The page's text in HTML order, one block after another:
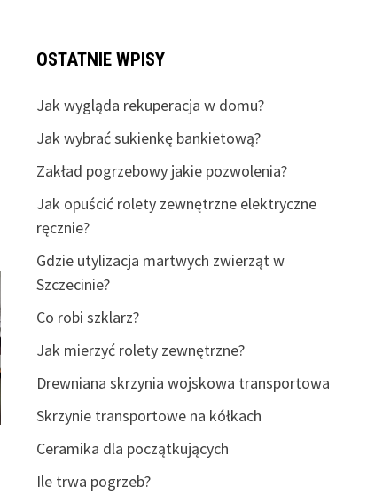
OSTATNIE WPISY
Jak wygląda rekuperacja w domu?
Jak wybrać sukienkę bankietową?
Zakład pogrzebowy jakie pozwolenia?
Jak opuścić rolety zewnętrzne elektryczne
ręcznie?
Gdzie utylizacja martwych zwierząt w
Szczecinie?
Co robi szklarz?
Jak mierzyć rolety zewnętrzne?
Drewniana skrzynia wojskowa transportowa
Skrzynie transportowe na kółkach
Ceramika dla początkujących
Ile trwa pogrzeb?